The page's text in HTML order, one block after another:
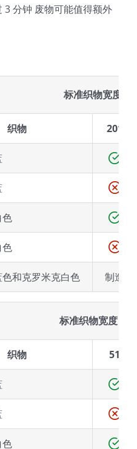
3 分钟 废物可能值得额外
标准织物宽度（
织物 20″
色
色
和克罗米克白色 制造
标准织物宽度（
织物 51
色